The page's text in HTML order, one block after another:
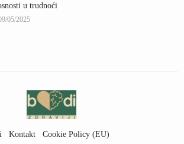
u trudnoći
05/2025
Kontakt Cookie Policy (EU)